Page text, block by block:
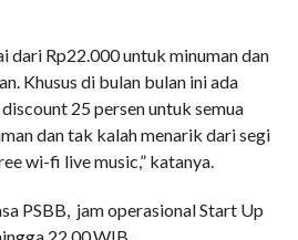
dari Rp22.000 untuk minuman dan
Khusus di bulan bulan ini ada
25 persen untuk semua
dan tak kalah menarik dari segi
wi-fi live music,” katanya.
PSBB, jam operasional Start Up
22.00.WIB.